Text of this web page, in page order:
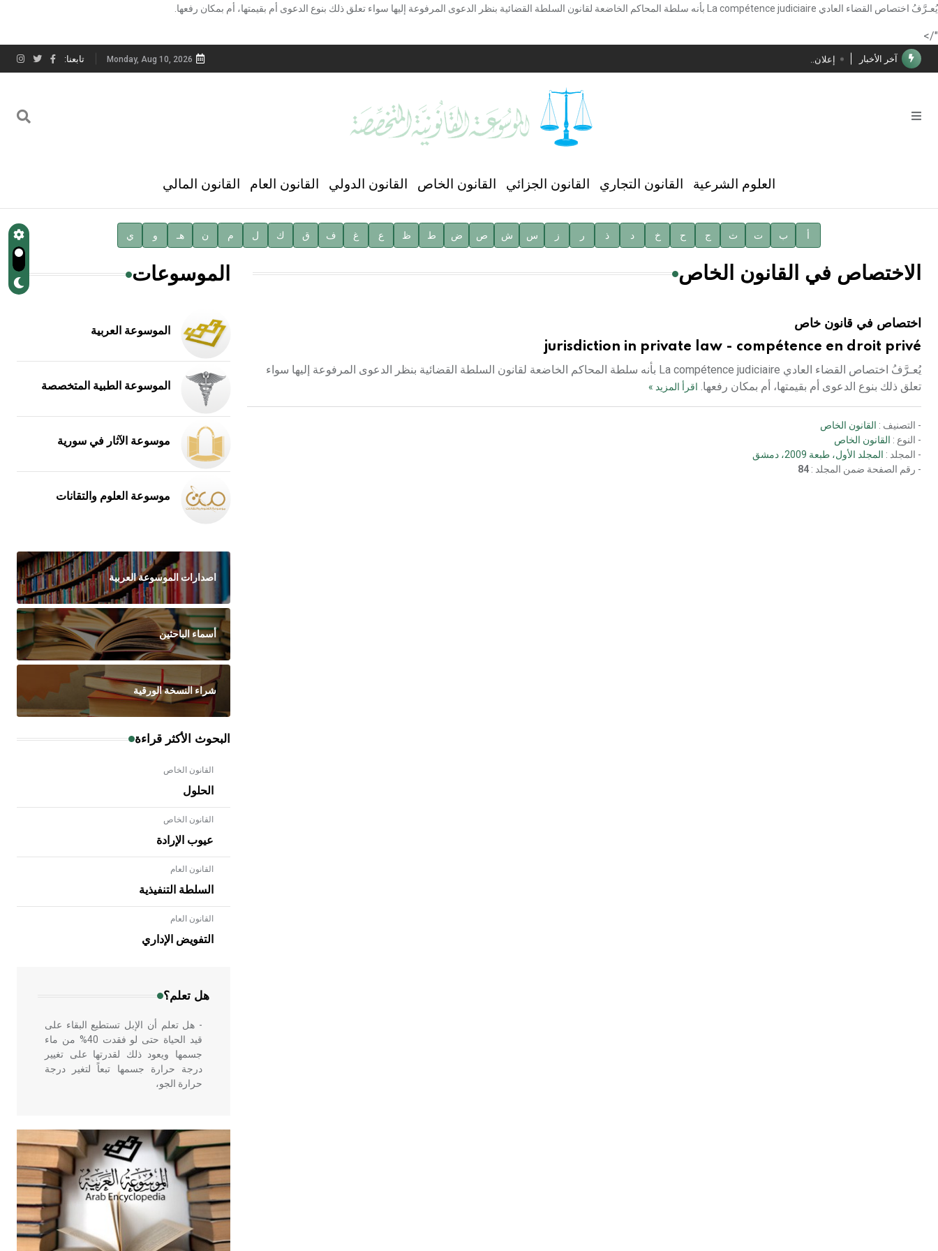
يُعـرَّفُ اختصاص القضاء العادي La compétence judiciaire بأنه سلطة المحاكم الخاضعة لقانون السلطة القضائية بنظر الدعوى المرفوعة إليها سواء تعلق ذلك بنوع الدعوى أم بقيمتها، أم بمكان رفعها.
"/>
آخر الأخبار
الأستاذ إياد خالد الطباع مدير عام لهيئة الموسوعة العربية
إعلان..
فوز الأستاذ الدكتور محمود السيد بجائزة مجمع الملك سليمان العالمي للغة العربية
الأستاذ إياد خالد الطباع مدير عام لهيئة الموسوعة العربية
Monday, Aug 10, 2026 تابعنا:
العلوم الشرعية القانون التجاري القانون الجزائي القانون الخاص القانون الدولي القانون العام القانون المالي
أ ب ت ث ج ح خ د ذ ر ز س ش ص ض ط ظ ع غ ف ق ك ل م ن هـ و ي
الاختصاص في القانون الخاص
اختصاص في قانون خاص
jurisdiction in private law - compétence en droit privé
يُعـرَّفُ اختصاص القضاء العادي La compétence judiciaire بأنه سلطة المحاكم الخاضعة لقانون السلطة القضائية بنظر الدعوى المرفوعة إليها سواء
تعلق ذلك بنوع الدعوى أم بقيمتها، أم بمكان رفعها. اقرأ المزيد »
- التصنيف : القانون الخاص
- النوع : القانون الخاص
- المجلد : المجلد الأول، طبعة 2009، دمشق
- رقم الصفحة ضمن المجلد : 84
الموسوعات
الموسوعة العربية
الموسوعة الطبية المتخصصة
موسوعة الآثار في سورية
موسوعة العلوم والتقانات
اصدارات الموسوعة العربية
أسماء الباحثين
شراء النسخة الورقية
البحوث الأكثر قراءة
القانون الخاص
الحلول
القانون الخاص
عيوب الإرادة
القانون العام
السلطة التنفيذية
القانون العام
التفويض الإداري
هل تعلم؟
- هل تعلم أن الأبلق نوع من الفنون
الهندسية التي ارتبطت بالعمارة الإسلامية
في بلاد الشام ومصر خاصة، حيث يحرص
- هل تعلم أن الإبل تستطيع البقاء على
قيد الحياة حتى لو فقدت 40% من ماء
جسمها ويعود ذلك لقدرتها على تغيير
درجة حرارة جسمها تبعاً لتغير درجة
حرارة الجو،
- هل تعلم أن أبقراط كتب في الطب
أربعة مؤلفات هي: الحكم، الأدلة، تنظيم
التغذية، ورسالته في جروح الرأس.
ويعود له الفضل بأنه حرر الطب من
الدين والفلسفة.
- هل تعلم أن المرجان إفراز حيواني